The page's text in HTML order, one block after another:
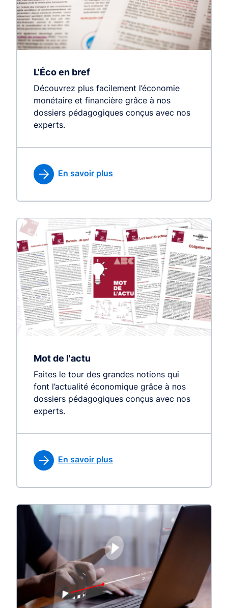
L'Éco en bref
Découvrez plus facilement l’économie
monétaire et financière grâce à nos
dossiers pédagogiques conçus avec nos
experts.
En savoir plus
Mot de l'actu
Faites le tour des grandes notions qui
font l’actualité économique grâce à nos
dossiers pédagogiques conçus avec nos
experts.
En savoir plus